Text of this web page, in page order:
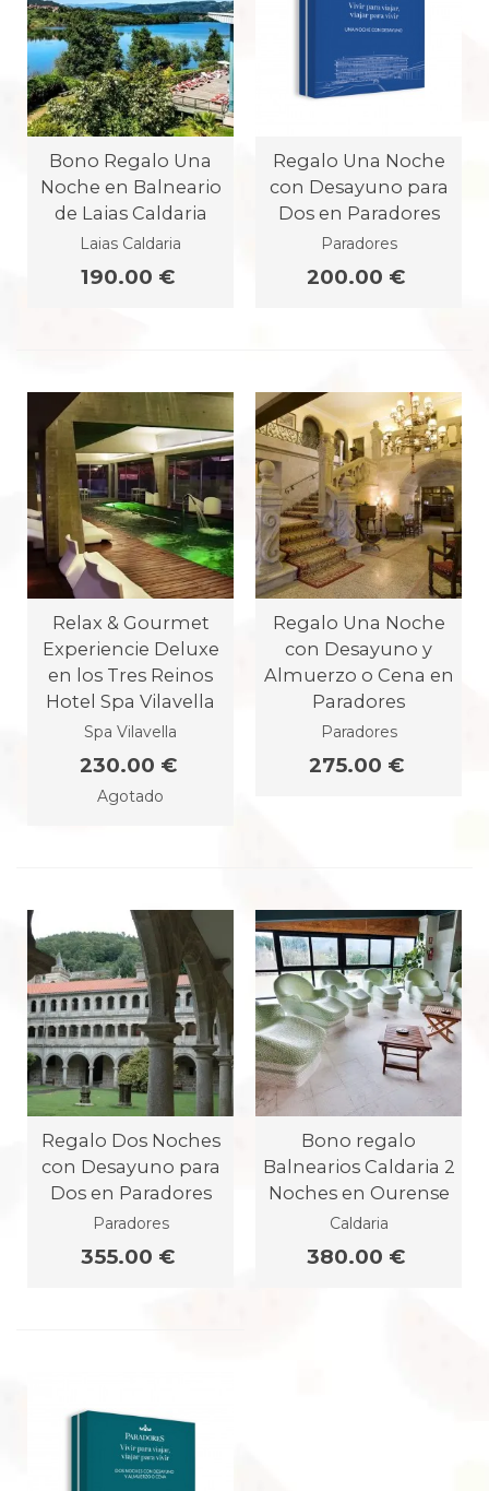
Bono Regalo Una
Noche en Balneario
de Laias Caldaria
Laias Caldaria
190.00 €
Regalo Una Noche
con Desayuno para
Dos en Paradores
Paradores
200.00 €
Relax & Gourmet
Experiencie Deluxe
en los Tres Reinos
Hotel Spa Vilavella
Spa Vilavella
230.00 €
Agotado
Regalo Una Noche
con Desayuno y
Almuerzo o Cena en
Paradores
Paradores
275.00 €
Regalo Dos Noches
con Desayuno para
Dos en Paradores
Paradores
355.00 €
Bono regalo
Balnearios Caldaria 2
Noches en Ourense
Caldaria
380.00 €